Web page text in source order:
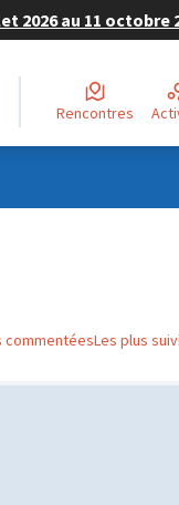
2026 au 11 octobre
Rencontres
commentéesLes plus